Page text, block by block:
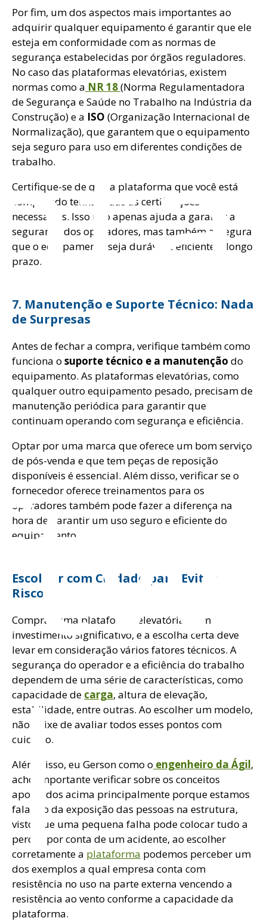
Por fim, um dos aspectos mais importantes ao
adquirir qualquer equipamento é garantir que ele
esteja em conformidade com as normas de
segurança estabelecidas por órgãos reguladores.
No caso das plataformas elevatórias, existem
normas como a NR 18(Norma Regulamentadora
de Segurança e Saúde no Trabalho na Indústria da
Construção) e a ISO (Organização Internacional de
Normalização), que garantem que o equipamento
seja seguro para uso em diferentes condições de
trabalho.
Certifique-se de que a plataforma que você está
comprando tenha todas as certificações
necessárias. Isso não apenas ajuda a garantir a
segurança dos operadores, mas também assegura
que o equipamento seja durável e eficiente a longo
prazo.
7. Manutenção e Suporte Técnico: Nada
de Surpresas
Antes de fechar a compra, verifique também como
funciona o suporte técnico e a manutenção do
equipamento. As plataformas elevatórias, como
qualquer outro equipamento pesado, precisam de
manutenção periódica para garantir que
continuam operando com segurança e eficiência.
Optar por uma marca que oferece um bom serviço
de pós-venda e que tem peças de reposição
disponíveis é essencial. Além disso, verificar se o
fornecedor oferece treinamentos para os
operadores também pode fazer a diferença na
hora de garantir um uso seguro e eficiente do
equipamento.
Escolher com Cuidado para Evitar
Riscos
Comprar uma plataforma elevatória é um
investimento significativo, e a escolha certa deve
levar em consideração vários fatores técnicos. A
segurança do operador e a eficiência do trabalho
dependem de uma série de características, como
capacidade de carga, altura de elevação,
estabilidade, entre outras. Ao escolher um modelo,
não deixe de avaliar todos esses pontos com
cuidado.
Além disso, eu Gerson como o engenheiro da Ágil,
acho importante verificar sobre os conceitos
apontados acima principalmente porque estamos
falando da exposição das pessoas na estrutura,
visto que uma pequena falha pode colocar tudo a
perder por conta de um acidente, ao escolher
corretamente a plataforma podemos perceber um
dos exemplos a qual empresa conta com
resistência no uso na parte externa vencendo a
resistência ao vento conforme a capacidade da
plataforma.